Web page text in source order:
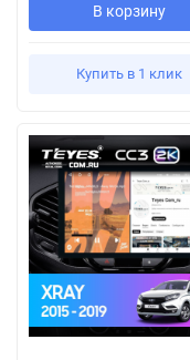
В корзину
Купить в 1 клик